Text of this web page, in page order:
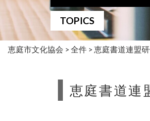
TOPICS
恵庭市文化協会 > 全件 > 恵庭書道連盟
恵庭書道連